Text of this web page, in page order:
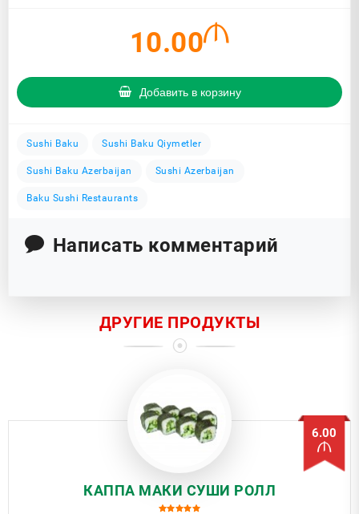
10.00
Добавить в корзину
Sushi Baku Sushi Baku Qiymetler
Sushi Baku Azerbaijan Sushi Azerbaijan
Baku Sushi Restaurants
Написать комментарий
ДРУГИЕ ПРОДУКТЫ
КАППА МАКИ СУШИ РОЛЛ
6.00